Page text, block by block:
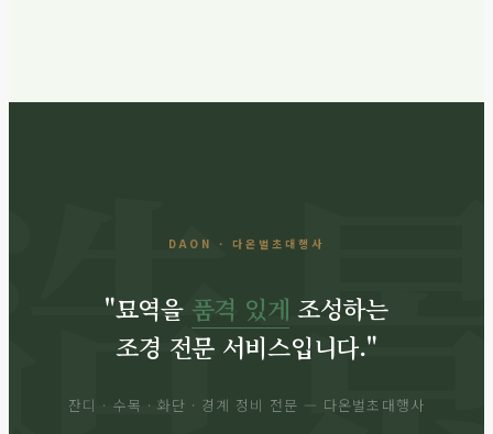
DAON · 다온벌초대행사
"묘역을 품격 있게 조성하는
조경 전문 서비스입니다."
잔디 · 수목 · 화단 · 경계 정비 전문 — 다온벌초대행사